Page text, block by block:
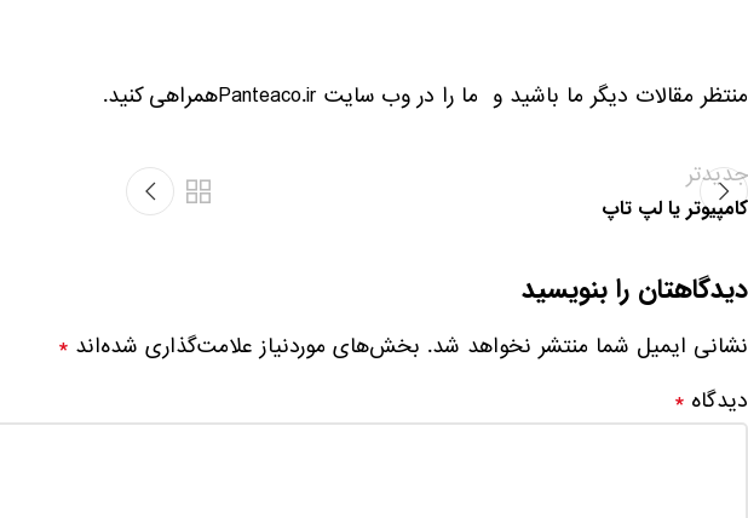
منتظر مقالات دیگر ما باشید و ما را در وب سایت Panteaco.irهمراهی کنید.
جدیدتر
کامپیوتر یا لپ تاپ
دیدگاهتان را بنویسید
نشانی ایمیل شما منتشر نخواهد شد. بخش‌های موردنیاز علامت‌گذاری شده‌اند *
دیدگاه *